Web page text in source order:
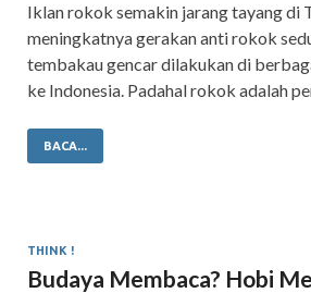
Iklan rokok semakin jarang tayang di
meningkatnya gerakan anti rokok
tembakau gencar dilakukan di
ke Indonesia. Padahal rokok adalah
BACA...
THINK !
Budaya Membaca? Hobi